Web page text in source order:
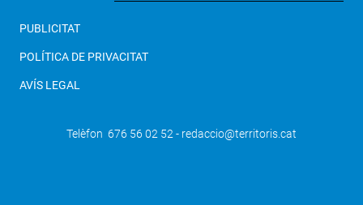
PUBLICITAT
POLÍTICA DE PRIVACITAT
AVÍS LEGAL
Telèfon 676 56 02 52 - redaccio@territoris.cat